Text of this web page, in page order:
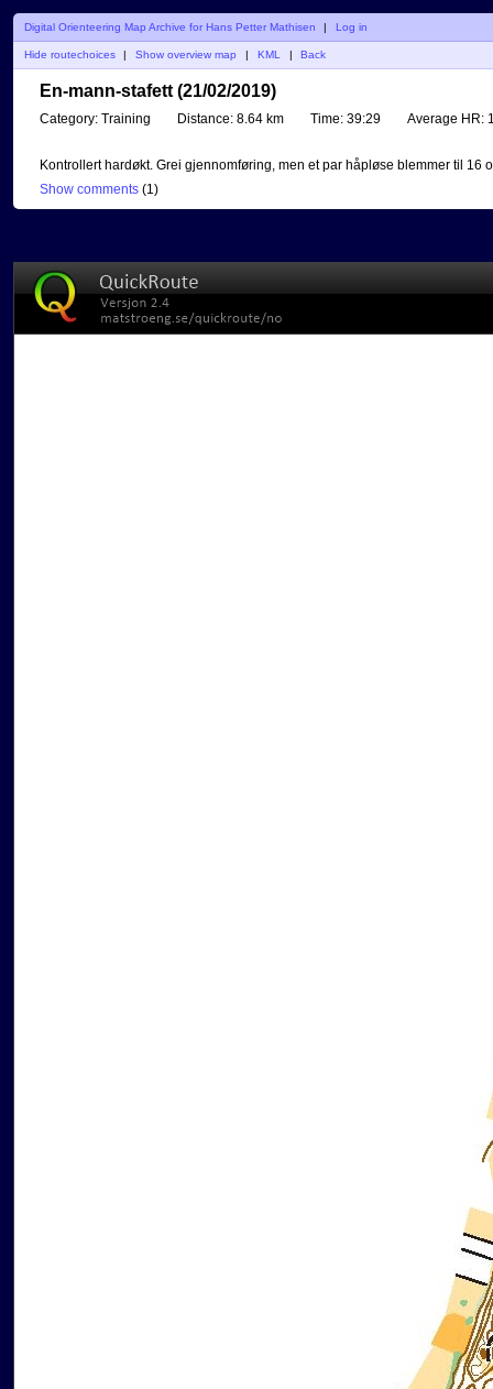
Digital Orienteering Map Archive for Hans Petter Mathisen | Log in
Hide routechoices Show overview map KML Back
En-mann-stafett (21/02/2019)
Category: Training Distance: 8.64 km Time: 39:29 Average HR:
Kontrollert hardøkt. Grei gjennomføring, men et par håpløse blemmer til 16
Show comments (1)